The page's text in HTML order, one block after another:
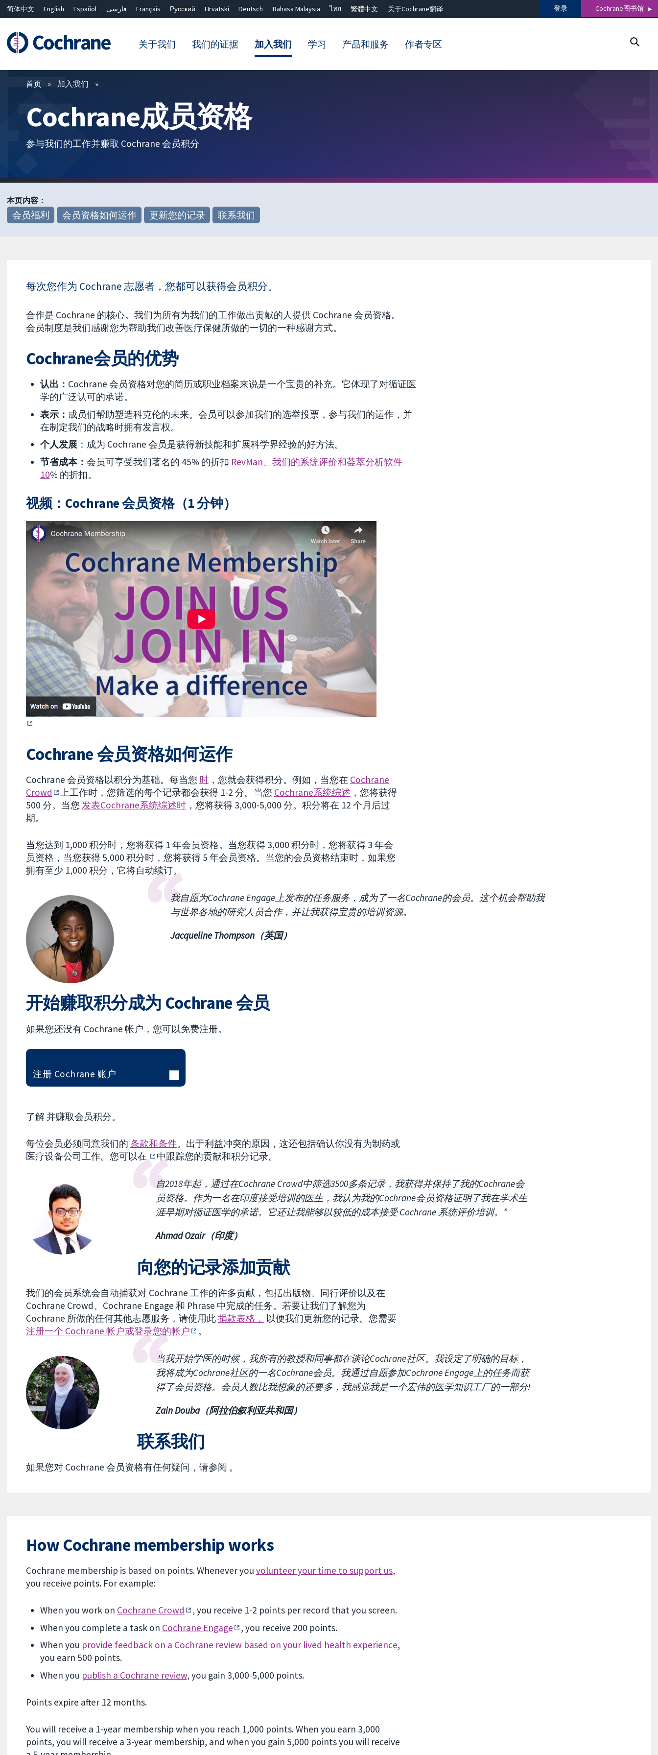
简体中文 English Español فارسی Français Русский Hrvatski Deutsch Bahasa Malaysia ไทย 繁體中文 关于Cochrane翻译 登录 Cochrane图书馆
关于我们 我们的证据 加入我们 学习 产品和服务 作者专区
过滤
首页 加入我们
Cochrane成员资格
参与我们的工作并赚取 Cochrane 会员积分
本页内容：
会员福利 会员资格如何运作 更新您的记录 联系我们
每次您作为 Cochrane 志愿者，您都可以获得会员积分。
合作是 Cochrane 的核心。我们为所有为我们的工作做出贡献的人提供 Cochrane 会员资格。
会员制度是我们感谢您为帮助我们改善医疗保健所做的一切的一种感谢方式。
Cochrane会员的优势
认出： Cochrane 会员资格对您的简历或职业档案来说是一个宝贵的补充。它体现了对循证医
学的广泛认可的承诺。
表示： 成员们帮助塑造科克伦的未来。会员可以参加我们的选举投票，参与我们的运作，并
在制定我们的战略时拥有发言权。
个人发展：成为 Cochrane 会员是获得新技能和扩展科学界经验的好方法。
节省成本： 会员可享受我们著名的 45% 的折扣 RevMan、我们的系统评价和荟萃分析软件
10% 的折扣。
视频：Cochrane 会员资格（1 分钟）
Cochrane 会员资格如何运作
Cochrane 会员资格以积分为基础。每当您 时，您就会获得积分。例如，当您在 Cochrane
Crowd
上工作时，您筛选的每个记录都会获得 1-2 分。当您 Cochrane系统综述 ，您将获得
500 分。当您 发表Cochrane系统综述时，您将获得 3,000-5,000 分。积分将在 12 个月后过
期。
当您达到 1,000 积分时，您将获得 1 年会员资格。当您获得 3,000 积分时，您将获得 3 年会
员资格，当您获得 5,000 积分时，您将获得 5 年会员资格。当您的会员资格结束时，如果您
拥有至少 1,000 积分，它将自动续订。
我自愿为Cochrane Engage上发布的任务服务，成为了一名Cochrane的会员。这个机会帮助我
与世界各地的研究人员合作，并让我获得宝贵的培训资源。
Jacqueline Thompson（英国）
开始赚取积分成为 Cochrane 会员
如果您还没有 Cochrane 帐户，您可以免费注册。
注册 Cochrane 账户
了解 并赚取会员积分。
每位会员必须同意我们的 条款和条件。出于利益冲突的原因，这还包括确认你没有为制药或
医疗设备公司工作。您可以在
中跟踪您的贡献和积分记录。
自2018年起，通过在Cochrane Crowd中筛选3500多条记录，我获得并保持了我的Cochrane会
员资格。作为一名在印度接受培训的医生，我认为我的Cochrane会员资格证明了我在学术生
涯早期对循证医学的承诺。它还让我能够以较低的成本接受 Cochrane 系统评价培训。”
Ahmad Ozair（印度）
向您的记录添加贡献
我们的会员系统会自动捕获对 Cochrane 工作的许多贡献，包括出版物、同行评价以及在
Cochrane Crowd、Cochrane Engage 和 Phrase 中完成的任务。若要让我们了解您为
Cochrane 所做的任何其他志愿服务，请使用此捐款表格， 以便我们更新您的记录。您需要
注册一个 Cochrane 帐户或登录您的帐户
。
当我开始学医的时候，我所有的教授和同事都在谈论Cochrane社区。我设定了明确的目标，
我将成为Cochrane社区的一名Cochrane会员。我通过自愿参加Cochrane Engage上的任务而获
得了会员资格。会员人数比我想象的还要多，我感觉我是一个宏伟的医学知识工厂的一部分!
Zain Douba（阿拉伯叙利亚共和国）
联系我们
如果您对 Cochrane 会员资格有任何疑问，请参阅 。
How Cochrane membership works
Cochrane membership is based on points. Whenever you volunteer your time to support us,
you receive points. For example:
When you work on Cochrane Crowd
, you receive 1-2 points per record that you screen.
When you complete a task on Cochrane Engage
, you receive 200 points.
When you provide feedback on a Cochrane review based on your lived health experience,
you earn 500 points.
When you publish a Cochrane review, you gain 3,000-5,000 points.
Points expire after 12 months.
You will receive a 1-year membership when you reach 1,000 points. When you earn 3,000
points, you will receive a 3-year membership, and when you gain 5,000 points you will receive